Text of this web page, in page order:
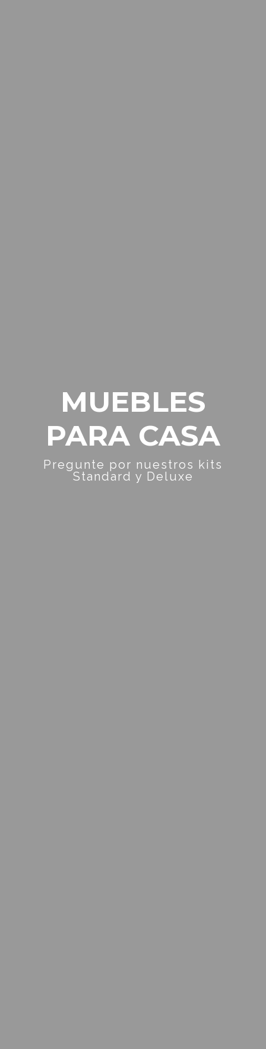
MUEBLES
PARA CASA
Pregunte por nuestros kits
Standard y Deluxe